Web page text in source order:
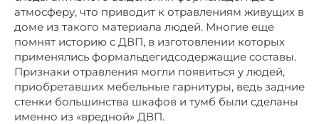
атмосферу, что приводит к отравлениям живущих в
доме из такого материала людей. Многие еще
помнят историю с ДВП, в изготовлении которых
применялись формальдегидсодержащие составы.
Признаки отравления могли появиться у людей,
приобретавших мебельные гарнитуры, ведь задние
стенки большинства шкафов и тумб были сделаны
именно из «вредной» ДВП.